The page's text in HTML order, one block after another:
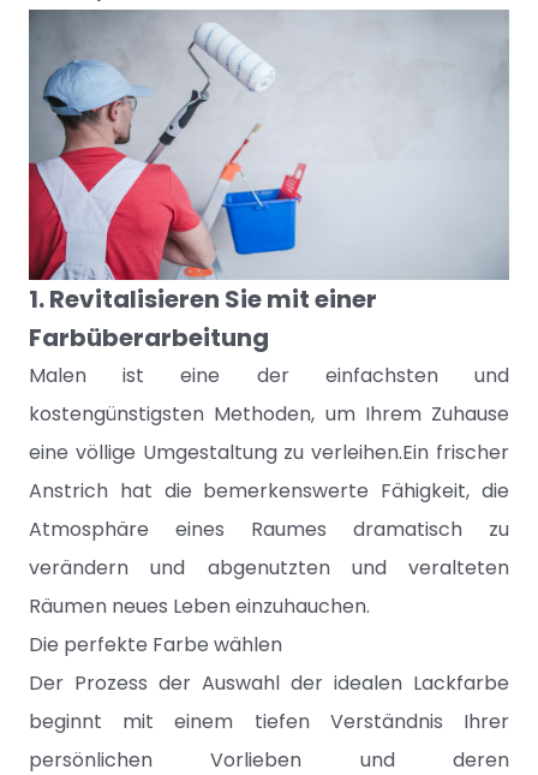
1. Revitalisieren Sie mit einer
Farbüberarbeitung
Malen ist eine der einfachsten und
kostengünstigsten Methoden, um Ihrem Zuhause
eine völlige Umgestaltung zu verleihen.Ein frischer
Anstrich hat die bemerkenswerte Fähigkeit, die
Atmosphäre eines Raumes dramatisch zu
verändern und abgenutzten und veralteten
Räumen neues Leben einzuhauchen.
Die perfekte Farbe wählen
Der Prozess der Auswahl der idealen Lackfarbe
beginnt mit einem tiefen Verständnis Ihrer
persönlichen Vorlieben und deren